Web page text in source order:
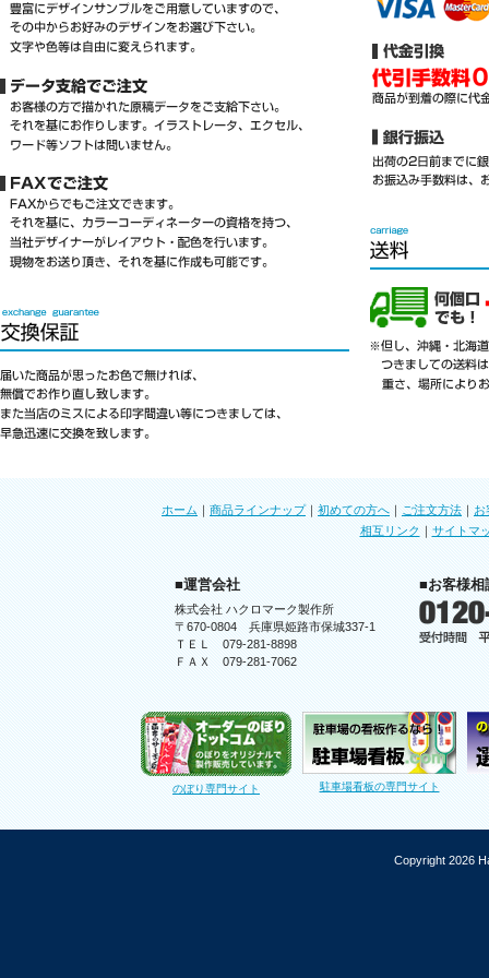
ホーム ｜ 商品ラインナップ｜ 初めての方へ ｜ ご注文方法 ｜ お
相互リンク ｜ サイトマ
■運営会社
株式会社 ハクロマーク製作所
〒670-0804 兵庫県姫路市保城337-1
ＴＥＬ 079-281-8898
ＦＡＸ 079-281-7062
■お客様相
のぼり専門サイト 駐車場看板の専門サイト
Copyright 2026